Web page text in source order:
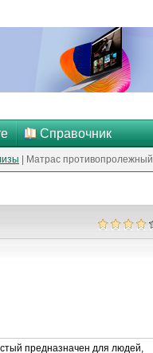
Справочник
| Матрас противопролежный
предназначен для людей,